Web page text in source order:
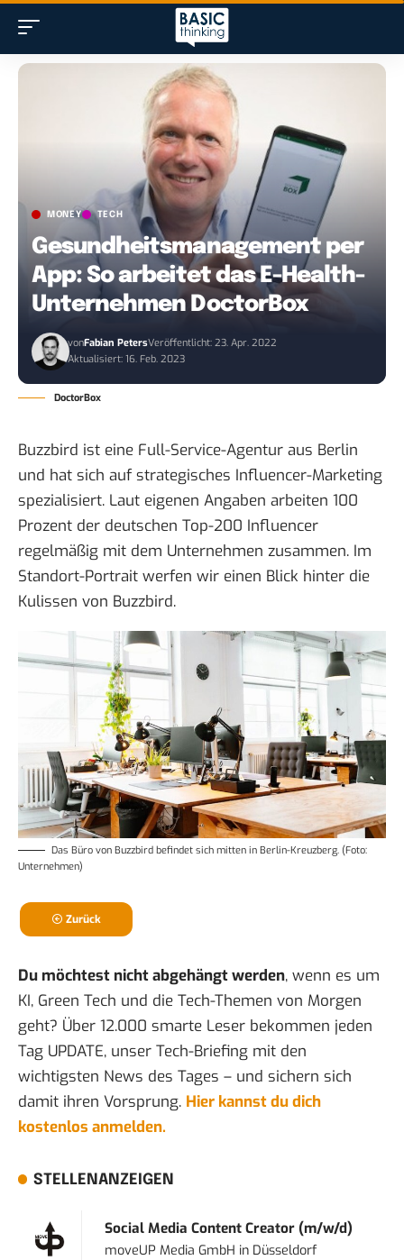
MONEY TECH
Gesundheitsmanagement per
App: So arbeitet das E-Health-
Unternehmen DoctorBox
vonFabian PetersVeröffentlicht: 23. Apr. 2022
Aktualisiert: 16. Feb. 2023
DoctorBox
Buzzbird ist eine Full-Service-Agentur aus Berlin
und hat sich auf strategisches Influencer-Marketing
spezialisiert. Laut eigenen Angaben arbeiten 100
Prozent der deutschen Top-200 Influencer
regelmäßig mit dem Unternehmen zusammen. Im
Standort-Portrait werfen wir einen Blick hinter die
Kulissen von Buzzbird.
Das Büro von Buzzbird befindet sich mitten in Berlin-Kreuzberg. (Foto:
Unternehmen)
Zurück
Du möchtest nicht abgehängt werden, wenn es um
KI, Green Tech und die Tech-Themen von Morgen
geht? Über 12.000 smarte Leser bekommen jeden
Tag UPDATE, unser Tech-Briefing mit den
wichtigsten News des Tages – und sichern sich
damit ihren Vorsprung. Hier kannst du dich
kostenlos anmelden.
STELLENANZEIGEN
Social Media Content Creator (m/w/d)
moveUP Media GmbH in Düsseldorf